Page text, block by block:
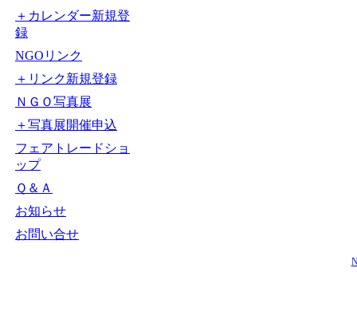
＋カレンダー新規登
録
NGOリンク
＋リンク新規登録
ＮＧＯ写真展
＋写真展開催申込
フェアトレードショ
ップ
Ｑ＆Ａ
お知らせ
お問い合せ